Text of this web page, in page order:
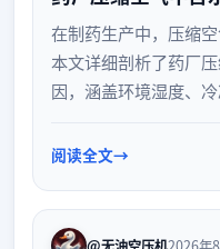
在制药生产中，压缩
本文详细剖析了药厂
因，涵盖环境湿度、
统、确保符合相关规范
阅读全文